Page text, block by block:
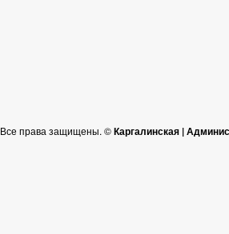
Все права защищены. ©Каргалинская |